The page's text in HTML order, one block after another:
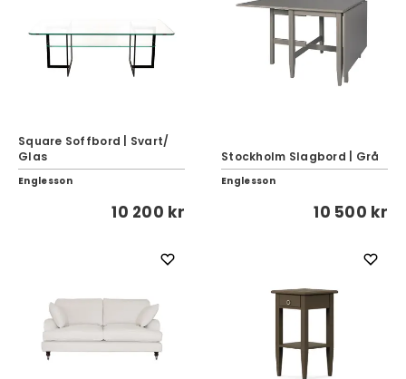
Square Soffbord | Svart/
Glas
Englesson
10 200 kr
Stockholm Slagbord | Grå
Englesson
10 500 kr